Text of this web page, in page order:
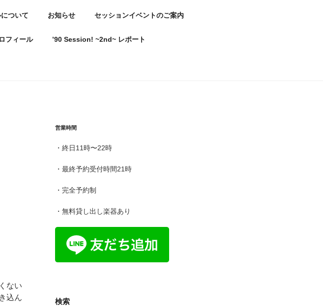
ついて お知らせ セッションイベントのご案内
フィール ’90 Session! ~2nd~ レポート
ない
込ん
営業時間
・終日11時〜22時
・最終予約受付時間21時
・完全予約制
・無料貸し出し楽器あり
検索